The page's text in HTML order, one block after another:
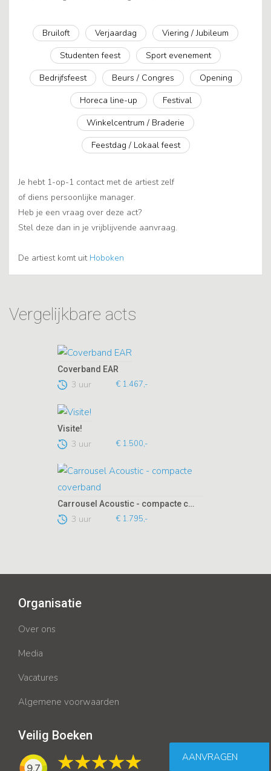
Bruiloft Verjaardag
Viering / Jubileum
Studenten feest
Sport evenement
Bedrijfsfeest
Beurs / Congres
Opening
Horeca line-up
Festival
Winkelcentrum / Braderie
Feestdag / Lokaal feest
Je hebt 1-op-1 contact met de artiest zelf
of diens persoonlijke manager.
Heb je een vraag over deze act?
Stel deze dan in je vrijblijvende aanvraag.
De artiest komt uit Hoboken
Vergelijkbare acts
Coverband EAR
3 uur € 1.467,-
Visite!
3 uur € 1.500,-
Carrousel Acoustic - compacte coverband
3 uur € 1.795,-
AANVRAGEN
Organisatie
Over ons
Media
Vacatures
Algemene voorwaarden
Veilig Boeken